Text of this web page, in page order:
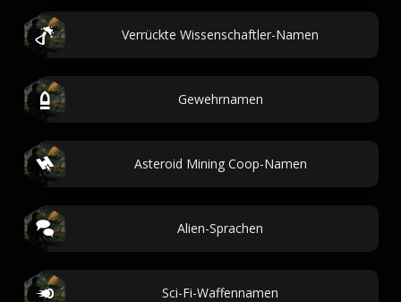
Verrückte Wissenschaftler-Namen
Gewehrnamen
Asteroid Mining Coop-Namen
Alien-Sprachen
Sci-Fi-Waffennamen